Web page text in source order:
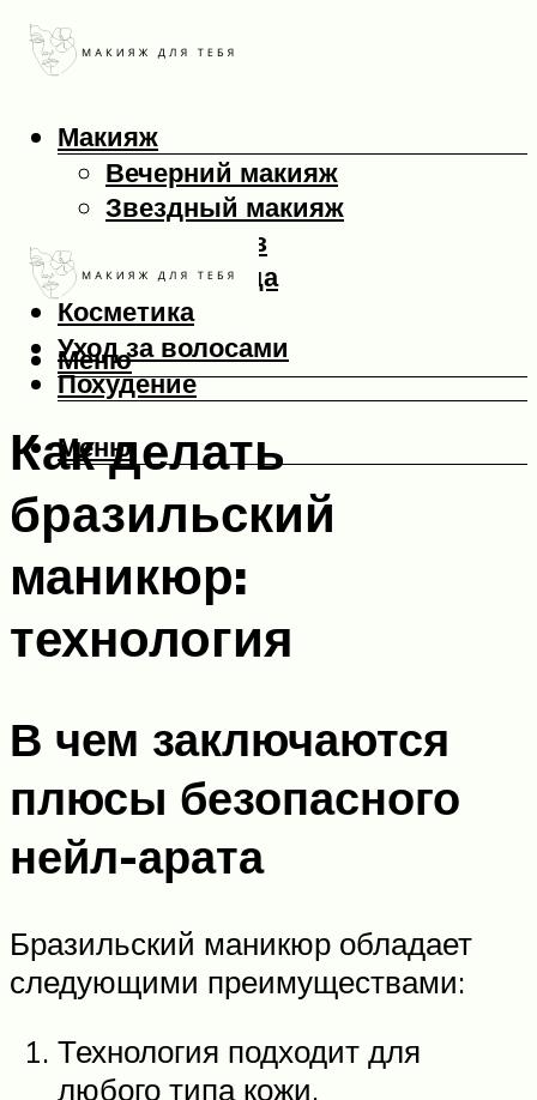
Макияж
Вечерний макияж
Звездный макияж
Макияж глаз
Макияж лица
Косметика
Уход за волосами
Похудение
Меню
Меню
Как делать
бразильский
маникюр:
технология
В чем заключаются
плюсы безопасного
нейл-арата
Бразильский маникюр обладает
следующими преимуществами:
Технология подходит для
любого типа кожи.